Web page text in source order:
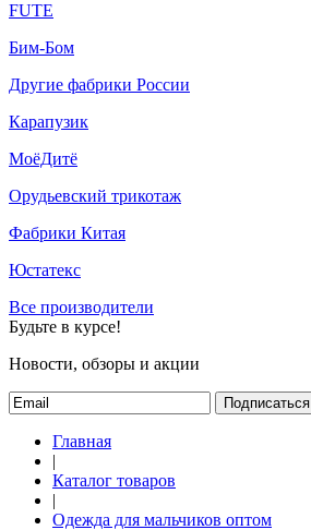
FUTE
Бим-Бом
Другие фабрики России
Карапузик
МоёДитё
Орудьевский трикотаж
Фабрики Китая
Юстатекс
Все производители
Будьте в курсе!
Новости, обзоры и акции
Подписаться
Главная
|
Каталог товаров
|
Одежда для мальчиков оптом